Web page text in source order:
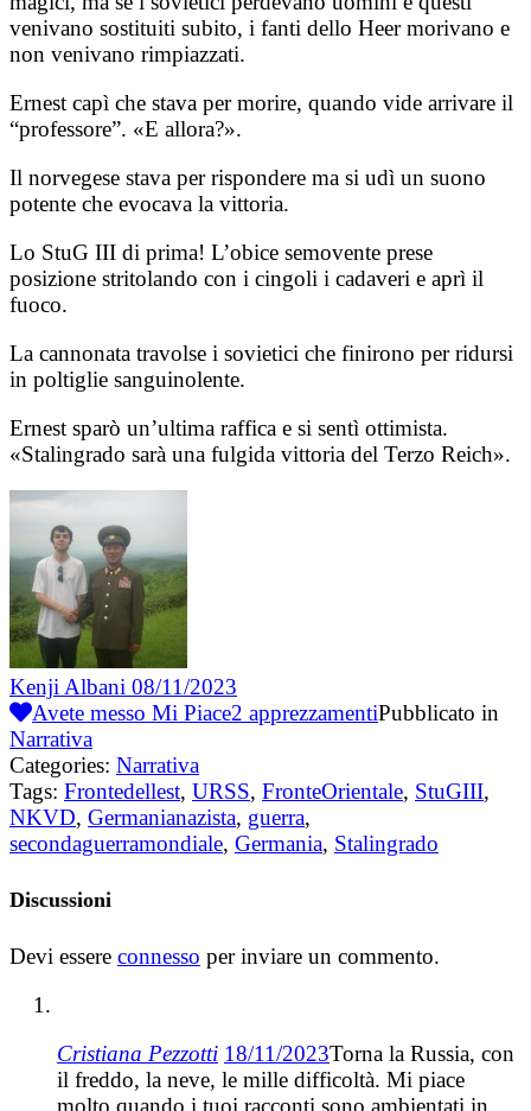
venivano sostituiti subito, i fanti dello Heer morivano e
non venivano rimpiazzati.
Ernest capì che stava per morire, quando vide arrivare il
“professore”. «E allora?».
Il norvegese stava per rispondere ma si udì un suono
potente che evocava la vittoria.
Lo StuG III di prima! L’obice semovente prese
posizione stritolando con i cingoli i cadaveri e aprì il
fuoco.
La cannonata travolse i sovietici che finirono per ridursi
in poltiglie sanguinolente.
Ernest sparò un’ultima raffica e si sentì ottimista.
«Stalingrado sarà una fulgida vittoria del Terzo Reich».
Kenji Albani 08/11/2023
Avete messo Mi Piace2 apprezzamentiPubblicato in
Narrativa
Categories: Narrativa
Tags: Frontedellest, URSS, FronteOrientale, StuGIII,
NKVD, Germanianazista, guerra,
secondaguerramondiale, Germania, Stalingrado
Discussioni
Devi essere connesso per inviare un commento.
Cristiana Pezzotti 18/11/2023Torna la Russia, con
il freddo, la neve, le mille difficoltà. Mi piace